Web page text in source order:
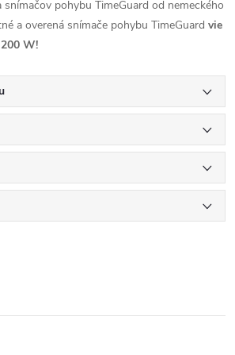
snímačov pohybu TimeGuard od nemeckého
a overená snímače pohybu TimeGuard vie
W!